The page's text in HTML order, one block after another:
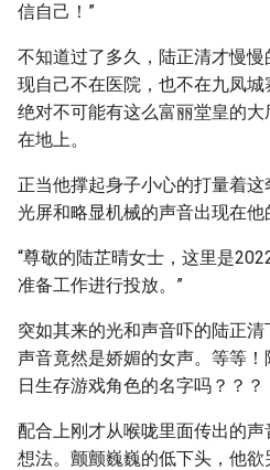
信自己！”
不知道过了多久，陆正清才慢
现自己不在医院，也不在九凤
绝对不可能有这么富丽堂皇的
在地上。
正当他撑起身子小心的打量着
光屏和略显机械的声音出现在他
“尊敬的陆芷晴女士，这里是
准备工作进行投放。”
突如其来的光和声音吓的陆正
声音竟然是娇媚的女声。等等
日生存游戏角色的名字吗？？？
配合上刚才从喉咙里面传出的
想法。颤颤巍巍的低下头，他欲